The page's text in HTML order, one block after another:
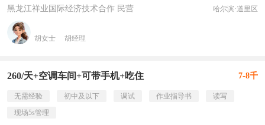
黑龙江祥业国际经济技术合作 民营 哈尔滨·道里区
胡女士 胡经理
260/天+空调车间+可带手机+吃住 7-8千
无需经验 初中及以下 调试 作业指导书
读写
现场5s管理